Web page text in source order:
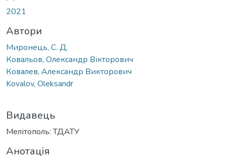
2021
Автори
Миронець, С. Д.
Ковальов, Олександр Вікторович
Ковалев, Александр Викторович
Kovalov, Oleksandr
Видавець
Мелітополь: ТДАТУ
Анотація